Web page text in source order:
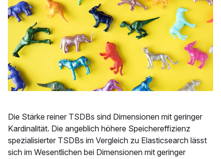
Die Stärke reiner TSDBs sind Dimensionen mit geringer
Kardinalität. Die angeblich höhere Speichereffizienz
spezialisierter TSDBs im Vergleich zu Elasticsearch lässt
sich im Wesentlichen bei Dimensionen mit geringer